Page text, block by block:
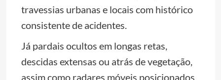
travessias urbanas e locais com histórico
consistente de acidentes.
Já pardais ocultos em longas retas,
descidas extensas ou atrás de vegetação,
assim como radares móveis posicionados